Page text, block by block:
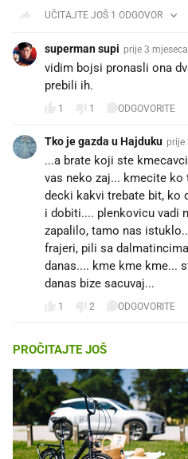
UČITAJTE JOŠ 1 ODGOVOR
superman supi prije 3 mjeseca
vidim bojsi pronasli ona
prebili ih.
1 1 ODGOVORITE
Tko je gazda u Hajduku prije
...a brate koji ste
vas neko zaj... kmecite
decki kakvi trebate bit, ko
i dobiti.... plenkovicu vadi
zapalilo, tamo nas
frajeri, pili sa
danas.... kme kme kme...
danas bize sacuvaj...
1 2 ODGOVORITE
PROČITAJTE JOŠ